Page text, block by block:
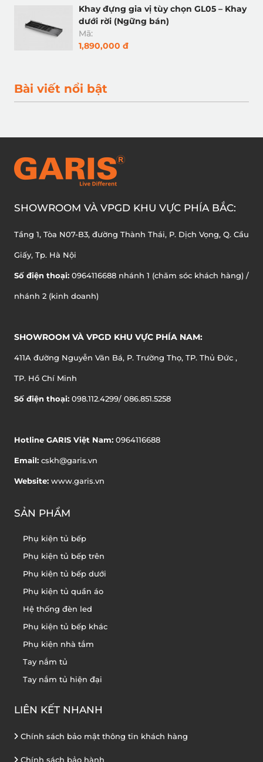
Khay đựng gia vị tùy chọn GL05 – Khay
dưới rời (Ngững bán)
Mã:
1,890,000 đ
Bài viết nổi bật
SHOWROOM VÀ VPGD KHU VỰC PHÍA BẮC:
Tầng 1, Tòa N07-B3, đường Thành Thái, P. Dịch Vọng, Q. Cầu
Giấy, Tp. Hà Nội
Số điện thoại: 0964116688 nhánh 1 (chăm sóc khách hàng) /
nhánh 2 (kinh doanh)
SHOWROOM VÀ VPGD KHU VỰC PHÍA NAM:
411A đường Nguyễn Văn Bá, P. Trường Thọ, TP. Thủ Đức ,
TP. Hồ Chí Minh
Số điện thoại: 098.112.4299/ 086.851.5258
Hotline GARIS Việt Nam: 0964116688
Email: cskh@garis.vn
Website: www.garis.vn
SẢN PHẨM
Phụ kiện tủ bếp
Phụ kiện tủ bếp trên
Phụ kiện tủ bếp dưới
Phụ kiện tủ quần áo
Hệ thống đèn led
Phụ kiện tủ bếp khác
Phụ kiện nhà tắm
Tay nắm tủ
Tay nắm tủ hiện đại
LIÊN KẾT NHANH
Chính sách bảo mật thông tin khách hàng
Chính sách bảo hành